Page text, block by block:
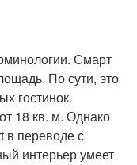
Смарт
По сути, это
гостинок.
18 кв. м. Однако
в переводе с
интерьер умеет